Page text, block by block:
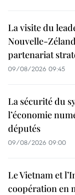
La visite du
Nouvelle-
partenariat
09/08/2026 09:45
La sécurité du
l’économie
députés
09/08/2026 09:00
Le Vietnam et
coopération en